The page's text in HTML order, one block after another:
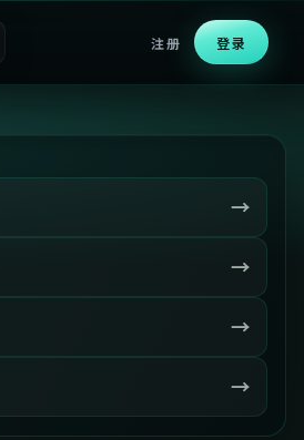
注册 登录
→
→
→
→